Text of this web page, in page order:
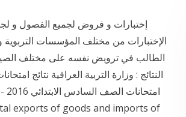
إختبارات و فروض لجميع الفصول و
الإختبارات من مختلف المؤسسات
الطالب في ترويض نفسه على مختلف الصيغ